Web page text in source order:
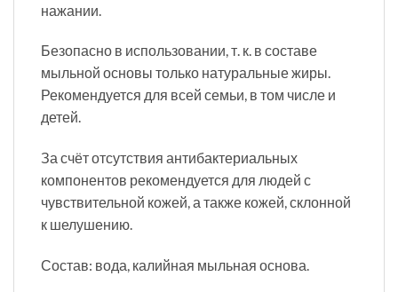
нажании.
Безопасно в использовании, т. к. в составе
мыльной основы только натуральные жиры.
Рекомендуется для всей семьи, в том числе и
детей.
За счёт отсутствия антибактериальных
компонентов рекомендуется для людей с
чувствительной кожей, а также кожей, склонной
к шелушению.
Состав: вода, калийная мыльная основа.